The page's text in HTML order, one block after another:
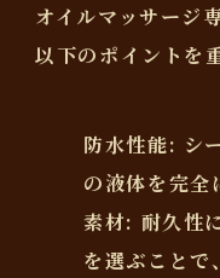
オイルマッサージ
以下のポイントを
防水性能: シ
の液体を完全
素材: 耐久性
を選ぶことで